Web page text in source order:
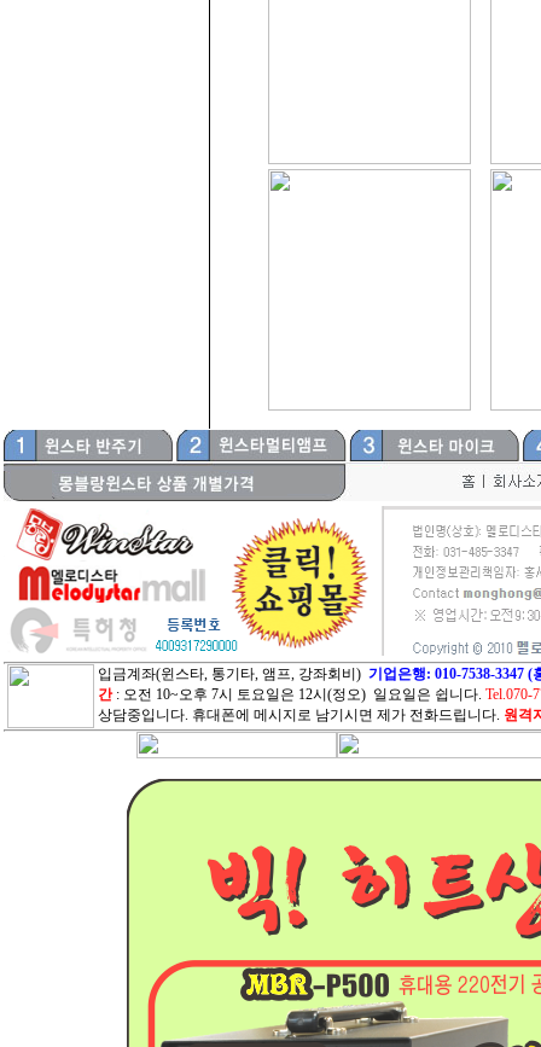
입금계좌(윈스타, 통기타, 앰프, 강좌회비) 기업은행: 010-7538-3347
간 : 오전 10~오후 7시 토요일은 12시(정오) 일요일은 쉽니다. Tel.070-
상담중입니다. 휴대폰에 메시지로 남기시면 제가 전화드립니다. 원격